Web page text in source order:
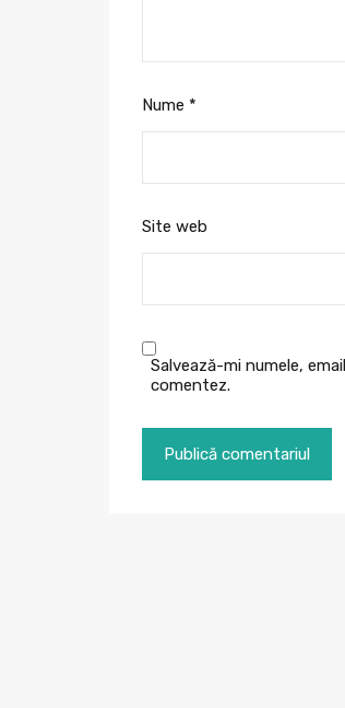
Nume *
Site web
Salvează-mi numele,
comentez.